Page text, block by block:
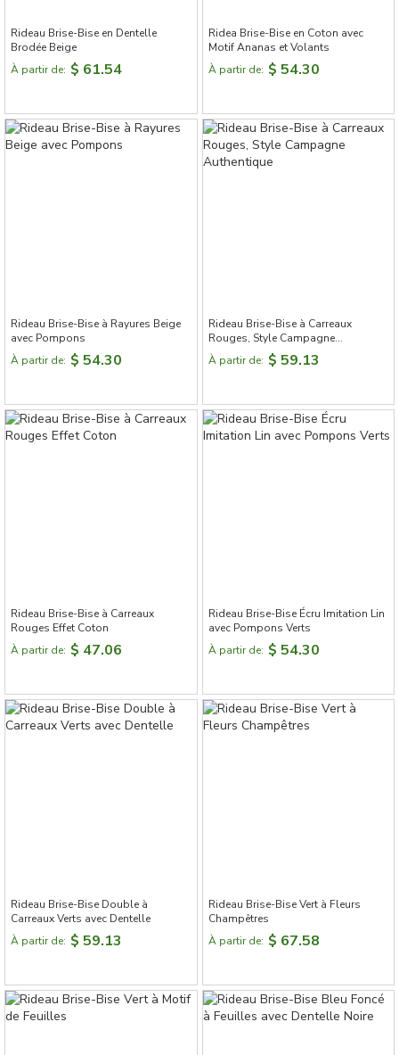
Rideau Brise-Bise en Dentelle
Brodée Beige
À partir de: $ 61.54
Ridea Brise-Bise en Coton avec
Motif Ananas et Volants
À partir de: $ 54.30
Rideau Brise-Bise à Rayures Beige
avec Pompons
À partir de: $ 54.30
Rideau Brise-Bise à Carreaux
Rouges, Style Campagne
Authentique
À partir de: $ 59.13
Rideau Brise-Bise à Carreaux
Rouges Effet Coton
À partir de: $ 47.06
Rideau Brise-Bise Écru Imitation Lin
avec Pompons Verts
À partir de: $ 54.30
Rideau Brise-Bise Double à
Carreaux Verts avec Dentelle
À partir de: $ 59.13
Rideau Brise-Bise Vert à Fleurs
Champêtres
À partir de: $ 67.58